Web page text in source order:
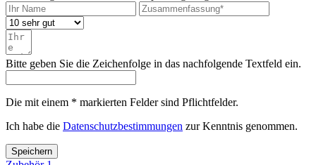
Bitte geben Sie die Zeichenfolge in das nachfolgende Textfeld ein.
Die mit einem * markierten Felder sind Pflichtfelder.
Ich habe die Datenschutzbestimmungen zur Kenntnis genommen.
Speichern